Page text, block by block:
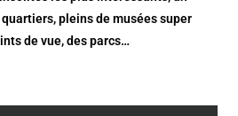
pleins de musées super
de vue, des parcs…